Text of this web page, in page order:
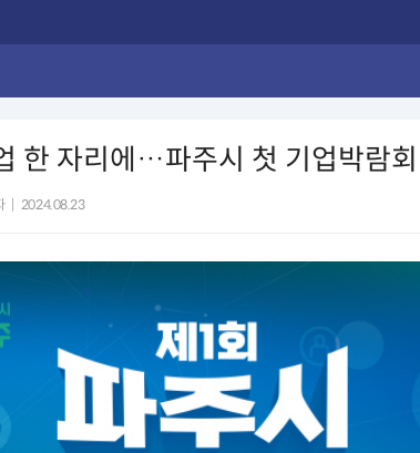
한 자리에…파주시 첫 기업박람회
2024.08.23